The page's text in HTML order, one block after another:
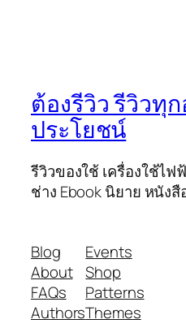
ต้องรีวิว รีวิวทุ
ประโยชน์
รีวิวของใช้ เครื่องใช้ไฟ
ช่าง Ebook นิยาย หนังสื
Blog
About
FAQs
Authors
Events
Shop
Patterns
Themes